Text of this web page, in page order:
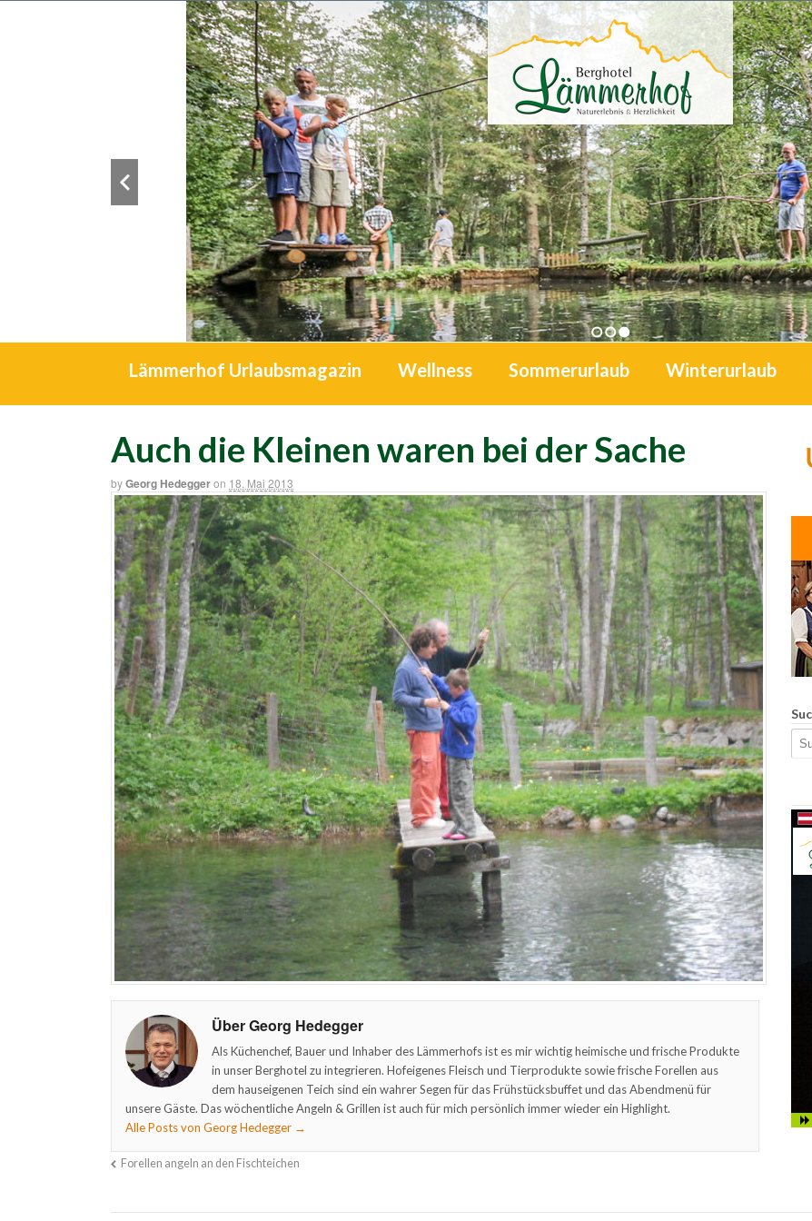
1 2 3
Lämmerhof Urlaubsmagazin Wellness Sommerurlaub Winterurlaub
Auch die Kleinen waren bei der Sache
byGeorg Hedeggeron 18. Mai 2013
Über Georg Hedegger
Als Küchenchef, Bauer und Inhaber des Lämmerhofs ist es mir wichtig heimische und frische Produkte
in unser Berghotel zu integrieren. Hofeigenes Fleisch und Tierprodukte sowie frische Forellen aus
dem hauseigenen Teich sind ein wahrer Segen für das Frühstücksbuffet und das Abendmenü für
unsere Gäste. Das wöchentliche Angeln & Grillen ist auch für mich persönlich immer wieder ein Highlight.
Alle Posts von Georg Hedegger →
Forellen angeln an den Fischteichen